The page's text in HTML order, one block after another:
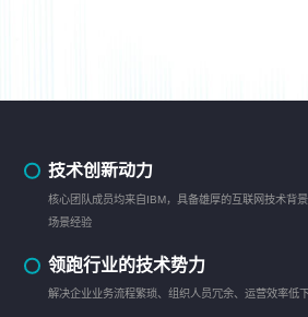
技术创新动力
核心团队成员均来自IBM，具备雄厚的互联网技术背
场景经验
领跑行业的技术势力
解决企业业务流程繁琐、组织人员冗余、运营效率低